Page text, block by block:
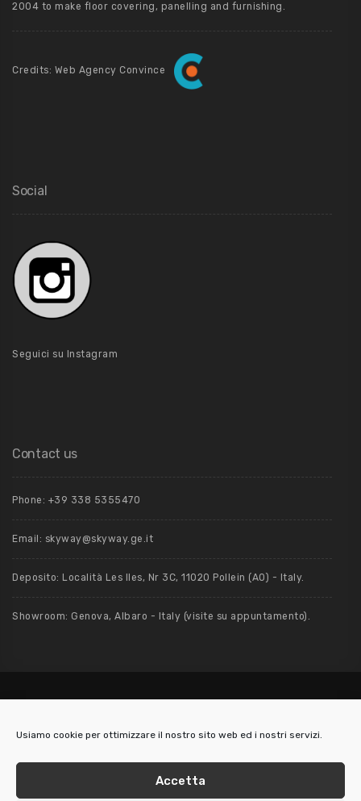
Usiamo cookie per ottimizzare il nostro sito web ed i nostri servizi.
Accetta
2004 to make floor covering, panelling and furnishing.
Credits: Web Agency Convince
Social
Seguici su Instagram
Contact us
Phone: +39 ‭338 5355470‬
Email: skyway@skyway.ge.it
Deposito: Località Les Iles, Nr 3C, 11020 Pollein (AO) - Italy.
Showroom: Genova, Albaro - Italy (visite su appuntamento).
IVA: 01514340999 REA 415080 - Cap. Soc. € 10.000
LegalMail: skyway@pec.it - Cookie UE